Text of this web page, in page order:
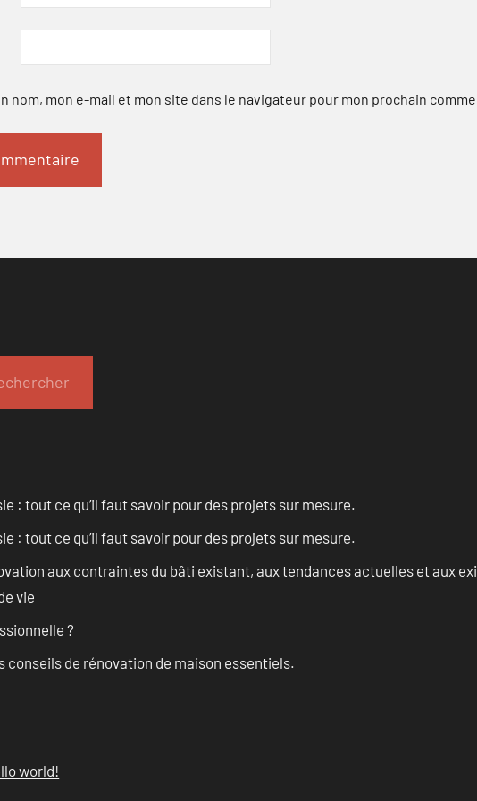
nom, mon e-mail et mon site dans le navigateur pour mon prochain
: tout ce qu’il faut savoir pour des projets sur mesure.
: tout ce qu’il faut savoir pour des projets sur mesure.
aux contraintes du bâti existant, aux tendances actuelles et aux
vie
?
conseils de rénovation de maison essentiels.
world!